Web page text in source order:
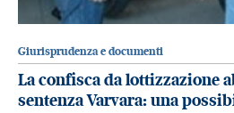
Giurisprudenza e documenti
La confisca da lottizzazione
sentenza Varvara: una